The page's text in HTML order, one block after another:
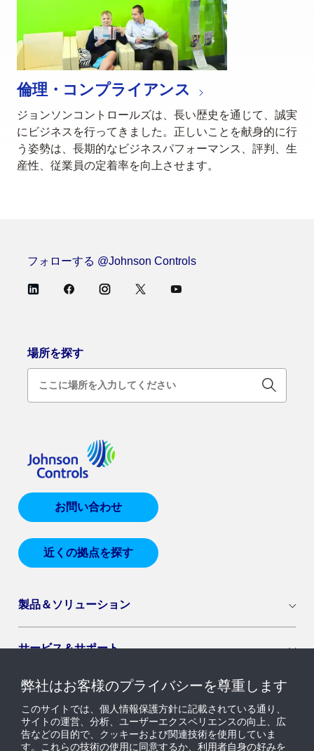
倫理・コンプライアンス
ジョンソンコントロールズは、長い歴史を通じて、誠実
にビジネスを行ってきました。正しいことを献身的に行
う姿勢は、長期的なビジネスパフォーマンス、評判、生
産性、従業員の定着率を向上させます。
フォローする @Johnson Controls
場所を探す
お問い合わせ
近くの拠点を探す
製品＆ソリューション
サービス＆サポート
導入セグメント
ニュース & インサイト
弊社はお客様のプライバシーを尊重します
このサイトでは、個人情報保護方針に記載されている通り、
サイトの運営、分析、ユーザーエクスペリエンスの向上、広
告などの目的で、クッキーおよび関連技術を使用していま
す。これらの技術の使用に同意するか、利用者自身の好みを